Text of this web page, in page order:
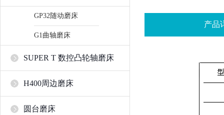
GP32随动磨床
G1曲轴磨床
SUPER T 数控凸轮轴磨床
H400周边磨床
圆台磨床
产品